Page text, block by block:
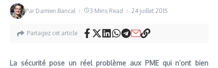
Par Damien Bancal 3 Mins Read 24 juillet 2015
Partagez cet article
La sécurité pose un réel problème aux PME qui n’ont bien